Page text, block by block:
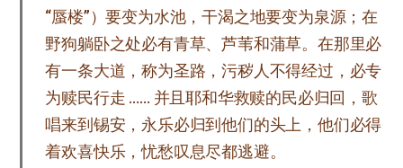
“蜃楼”）要变为水池，干渴之地要变为泉源；在
野狗躺卧之处必有青草、芦苇和蒲草。在那里必
有一条大道，称为圣路，污秽人不得经过，必专
为赎民行走 …… 并且耶和华救赎的民必归回，歌
唱来到锡安，永乐必归到他们的头上，他们必得
着欢喜快乐，忧愁叹息尽都逃避。